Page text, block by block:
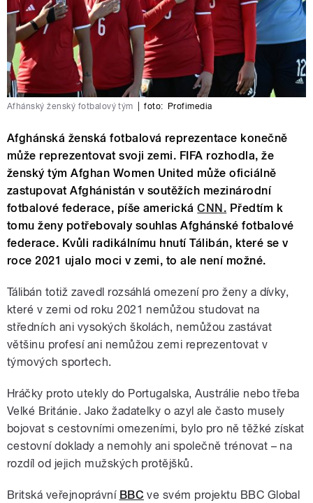
Afhánský ženský fotbalový tým foto: Profimedia
Afghánská ženská fotbalová reprezentace konečně
může reprezentovat svoji zemi. FIFA rozhodla, že
ženský tým Afghan Women United může oficiálně
zastupovat Afghánistán v soutěžích mezinárodní
fotbalové federace, píše americkáCNN. Předtím k
tomu ženy potřebovaly souhlas Afghánské fotbalové
federace. Kvůli radikálnímu hnutí Tálibán, které se v
roce 2021 ujalo moci v zemi, to ale není možné.
Tálibán totiž zavedl rozsáhlá omezení pro ženy a dívky,
které v zemi od roku 2021 nemůžou studovat na
středních ani vysokých školách, nemůžou zastávat
většinu profesí ani nemůžou zemi reprezentovat v
týmových sportech.
Hráčky proto utekly do Portugalska, Austrálie nebo třeba
Velké Británie. Jako žadatelky o azyl ale často musely
bojovat s cestovními omezeními, bylo pro ně těžké získat
cestovní doklady a nemohly ani společně trénovat – na
rozdíl od jejich mužských protějšků.
Britská veřejnoprávní BBC ve svém projektu BBC Global